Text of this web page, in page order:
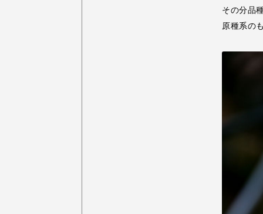
その分品
原種系の